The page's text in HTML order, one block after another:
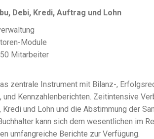
Debi, Kredi, Auftrag und Lohn
Module
Mitarbeiter
zentrale Instrument mit Bilanz-,
und Kennzahlenberichten. Zeitintensive
und Lohn und die Abstimmung der
kann sich dem wesentlichen im
umfangreiche Berichte zur Verfügung.